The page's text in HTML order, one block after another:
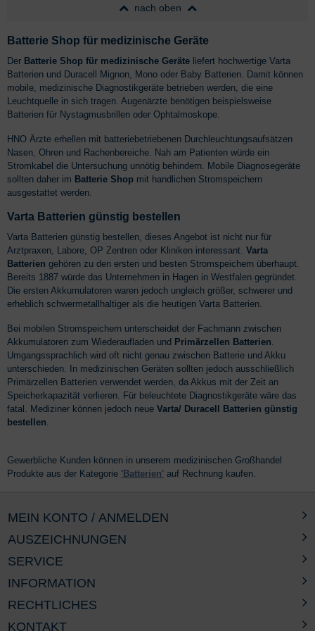
nach oben
Batterie Shop für medizinische Geräte
Der Batterie Shop für medizinische Geräte liefert hochwertige Varta
Batterien und Duracell Mignon, Mono oder Baby Batterien. Damit können
mobile, medizinische Diagnostikgeräte betrieben werden, die eine
Leuchtquelle in sich tragen. Augenärzte benötigen beispielsweise
Batterien für Nystagmusbrillen oder Ophtalmoskope.
HNO Ärzte erhellen mit batteriebetriebenen Durchleuchtungsaufsätzen
Nasen, Ohren und Rachenbereiche. Nah am Patienten würde ein
Stromkabel die Untersuchung unnötig behindern. Mobile Diagnosegeräte
sollten daher im Batterie Shop mit handlichen Stromspeichern
ausgestattet werden.
Varta Batterien günstig bestellen
Varta Batterien günstig bestellen, dieses Angebot ist nicht nur für
Arztpraxen, Labore, OP Zentren oder Kliniken interessant. Varta
Batterien gehören zu den ersten und besten Stromspeichern überhaupt.
Bereits 1887 würde das Unternehmen in Hagen in Westfalen gegründet.
Die ersten Akkumulatoren waren jedoch ungleich größer, schwerer und
erheblich schwermetallhaltiger als die heutigen Varta Batterien.
Bei mobilen Stromspeichern unterscheidet der Fachmann zwischen
Akkumulatoren zum Wiederaufladen und Primärzellen Batterien
Umgangssprachlich wird oft nicht genau zwischen Batterie und Akku
unterschieden. In medizinischen Geräten sollten jedoch ausschließlich
Primärzellen Batterien verwendet werden, da Akkus mit der Zeit an
Speicherkapazität verlieren. Für beleuchtete Diagnostikgeräte wäre das
fatal. Mediziner können jedoch neue Varta/ Duracell Batterien günstig
bestellen
Gewerbliche Kunden können in unserem medizinischen Großhandel
Produkte aus der Kategorie 'Batterien' auf Rechnung kaufen.
AUSZEICHNUNGEN
SERVICE
INFORMATION
RECHTLICHES
MEIN KONTO / ANMELDEN
KONTAKT